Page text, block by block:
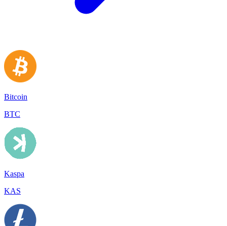
Bitcoin
BTC
Kaspa
KAS